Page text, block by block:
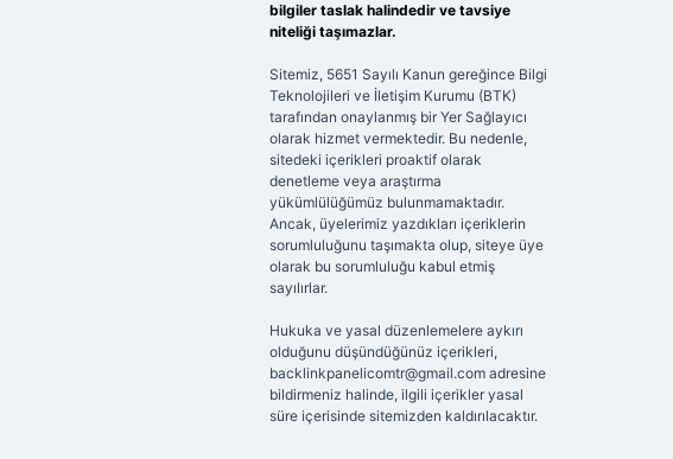
bilgiler taslak halindedir ve tavsiye
niteliği taşımazlar.
Sitemiz, 5651 Sayılı Kanun gereğince Bilgi
Teknolojileri ve İletişim Kurumu (BTK)
tarafından onaylanmış bir Yer Sağlayıcı
olarak hizmet vermektedir. Bu nedenle,
sitedeki içerikleri proaktif olarak
denetleme veya araştırma
yükümlülüğümüz bulunmamaktadır.
Ancak, üyelerimiz yazdıkları içeriklerin
sorumluluğunu taşımakta olup, siteye üye
olarak bu sorumluluğu kabul etmiş
sayılırlar.
Hukuka ve yasal düzenlemelere aykırı
olduğunu düşündüğünüz içerikleri,
backlinkpanelicomtr@gmail.comadresine
bildirmeniz halinde, ilgili içerikler yasal
süre içerisinde sitemizden kaldırılacaktır.